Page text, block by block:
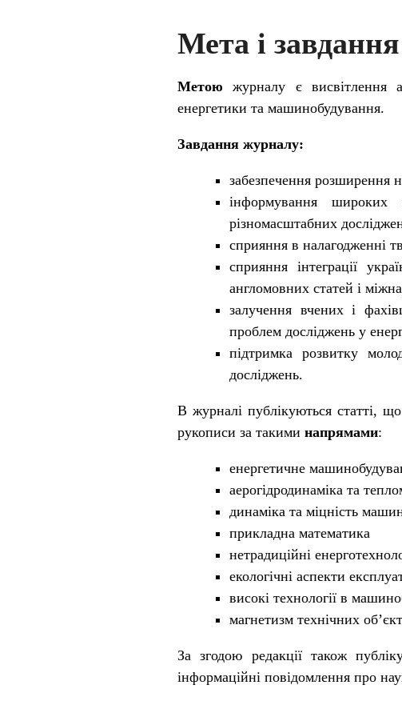
Мета і завдання
Метою журналу є висвітлення
енергетики та машинобудування.
Завдання журналу:
забезпечення розширення
інформування широких
різномасштабних
сприяння в налагодженні
сприяння інтеграції
англомовних статей і
залучення вчених і
проблем досліджень у
підтримка розвитку
досліджень.
В журналі публікуються статті,
рукописи за такими напрямами:
енергетичне
аерогідродинаміка та
динаміка та міцність
прикладна математика
нетрадиційні
екологічні аспекти
високі технології в
магнетизм технічних
За згодою редакції також
інформаційні повідомлення про